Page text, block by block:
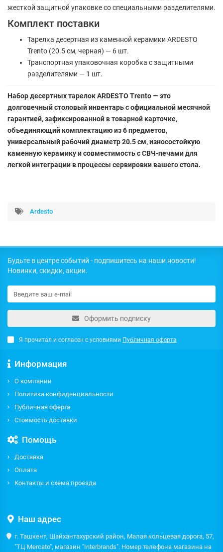
жесткой защитной упаковке со специальными разделителями.
Комплект поставки
Тарелка десертная из каменной керамики ARDESTO
Trento (20.5 см, черная) — 6 шт.
Транспортная упаковочная коробка с защитными
разделителями — 1 шт.
Набор десертных тарелок ARDESTO Trento — это
долговечный столовый инвентарь с официальной месячной
гарантией, зафиксированной в товарной карточке,
объединяющий комплектацию из 6 предметов,
универсальный рабочий диаметр 20.5 см, износостойкую
каменную керамику и совместимость с СВЧ-печами для
легкой интеграции в процессы сервировки вашего стола.
Ardesto
Будьте в центре событий - подпишитесь на наши новости!
Новинки, скидки, акции.
Оформить подписку
Я прочитал и согласен с условиями Публичная оферта
Информация
О компании
Политика конфиденциальности
Публичная оферта
Стоимость доставки
Помощь
Доставка
Оплата
Контакты и схема проезда
Наш адрес
г. Ташкент, Шайхантахурский район, Малая кольцевая дорога, 57,
"ТЦ Mercato", магазин "Interbrands". Номер телефона магазина на